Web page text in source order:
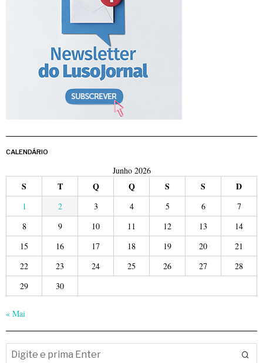
CALENDÁRIO
Junho 2026
S T Q Q S S D
1 2 3 4 5 6
7
8
9 10 11 12 13
14
15
16 17 18 19 20
21
22
23 24 25 26 27
28
29
30
« Mai